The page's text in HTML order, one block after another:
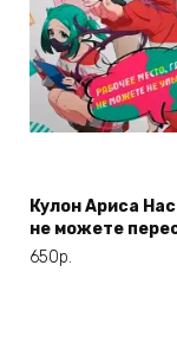
Кулон Ариса
не можете
650р.